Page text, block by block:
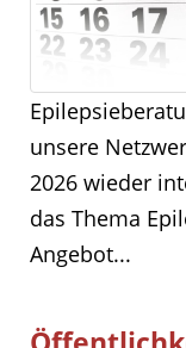
unsere
2026 wieder
das Thema
Angebot...